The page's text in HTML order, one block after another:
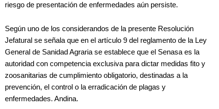
riesgo de presentación de enfermedades aún persiste.
Según uno de los considerandos de la presente Resolución
Jefatural se señala que en el artículo 9 del reglamento de la Ley
General de Sanidad Agraria se establece que el Senasa es la
autoridad con competencia exclusiva para dictar medidas fito y
zoosanitarias de cumplimiento obligatorio, destinadas a la
prevención, el control o la erradicación de plagas y
enfermedades. Andina.